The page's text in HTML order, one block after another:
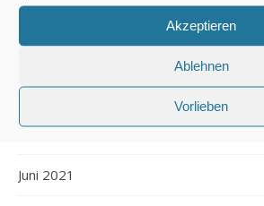
Akzeptieren
Ablehnen
Vorlieben
Oktober 2021
September 2021
August 2021
Juni 2021